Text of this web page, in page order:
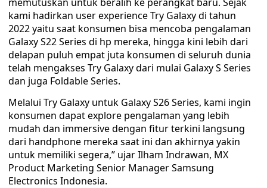
kami hadirkan user experience Try Galaxy di tahun
2022 yaitu saat konsumen bisa mencoba pengalaman
Galaxy S22 Series di hp mereka, hingga kini lebih dari
delapan puluh empat juta konsumen di seluruh dunia
telah mengakses Try Galaxy dari mulai Galaxy S Series
dan juga Foldable Series.
Melalui Try Galaxy untuk Galaxy S26 Series, kami ingin
konsumen dapat explore pengalaman yang lebih
mudah dan immersive dengan fitur terkini langsung
dari handphone mereka saat ini dan akhirnya yakin
untuk memiliki segera,” ujar Ilham Indrawan, MX
Product Marketing Senior Manager Samsung
Electronics Indonesia.